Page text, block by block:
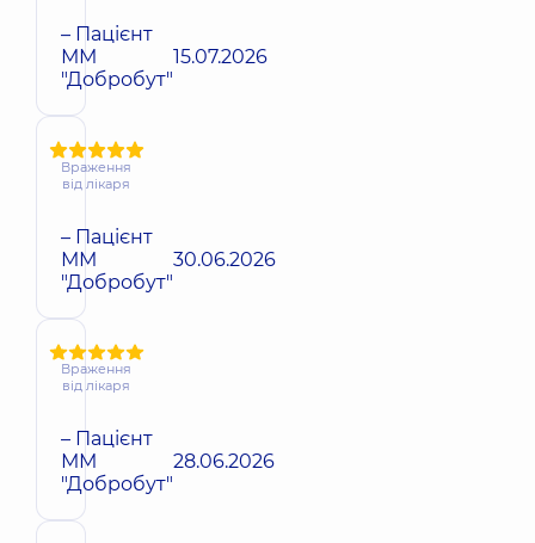
– Пацієнт
ММ
"Добробут"
15.07.2026
Враження
від лікаря
– Пацієнт
ММ
"Добробут"
30.06.2026
Враження
від лікаря
– Пацієнт
ММ
"Добробут"
28.06.2026